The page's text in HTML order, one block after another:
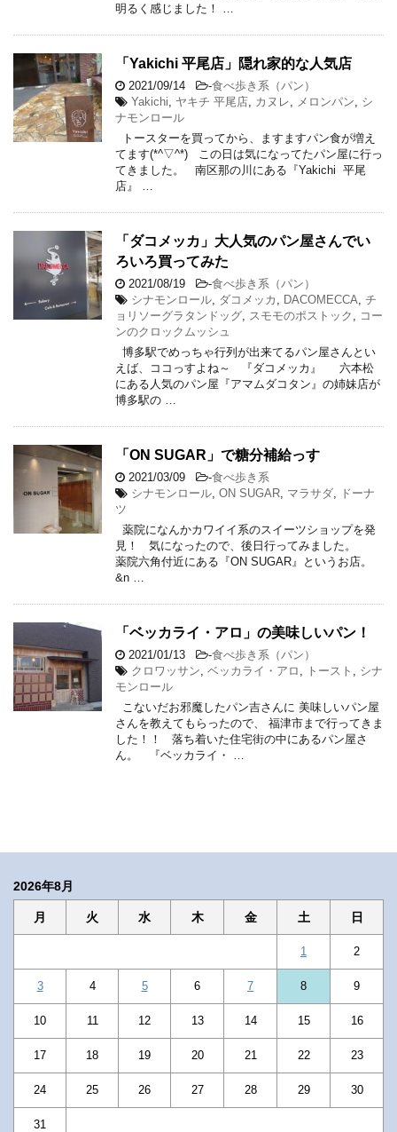
明るく感じました！ …
「Yakichi 平尾店」隠れ家的な人気店
2021/09/14 -食べ歩き系（パン）
Yakichi
ヤキチ 平尾店 カヌレ メロンパン
シ
ナモンロール
トースターを買ってから、ますますパン食が増え
てます(*^▽^*) この日は気になってたパン屋に行っ
てきました。 南区那の川にある『Yakichi 平尾
店』 …
「ダコメッカ」大人気のパン屋さんでい
ろいろ買ってみた
2021/08/19 -食べ歩き系（パン）
シナモンロール ダコメッカ DACOMECCA チ
ョリソーグラタンドッグ
スモモのポストック
コー
ンのクロックムッシュ
博多駅でめっちゃ行列が出来てるパン屋さんとい
えば、ココっすよね～ 『ダコメッカ』 六本松
にある人気のパン屋『アマムダコタン』の姉妹店が
博多駅の …
「ON SUGAR」で糖分補給っす
2021/03/09 -食べ歩き系
シナモンロール ON SUGAR マラサダ
ドーナ
ツ
薬院になんかカワイイ系のスイーツショップを発
見！ 気になったので、後日行ってみました。
薬院六角付近にある『ON SUGAR』というお店。
&n …
「ベッカライ・アロ」の美味しいパン！
2021/01/13 -食べ歩き系（パン）
クロワッサン ベッカライ・アロ トースト
シナ
モンロール
こないだお邪魔したパン吉さんに 美味しいパン屋
さんを教えてもらったので、 福津市まで行ってきま
した！！ 落ち着いた住宅街の中にあるパン屋さ
ん。 『ベッカライ・ …
2026年8月
月 火 水 木 金 土 日
1 2
3 4 5 6 7 8 9
10 11 12 13 14 15 16
17 18 19 20 21 22 23
24 25 26 27 28 29 30
31